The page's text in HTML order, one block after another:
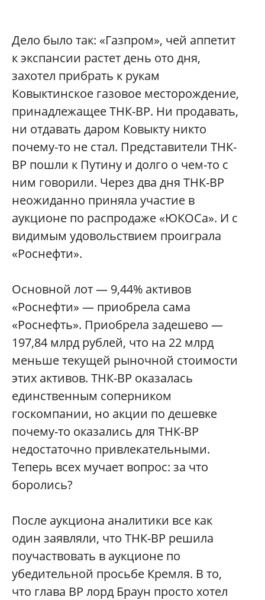
Дело было так: «Газпром», чей аппетит
к экспансии растет день ото дня,
захотел прибрать к рукам
Ковыктинское газовое месторождение,
принадлежащее ТНК-ВР. Ни продавать,
ни отдавать даром Ковыкту никто
почему-то не стал. Представители ТНК-
ВР пошли к Путину и долго о чем-то с
ним говорили. Через два дня ТНК-ВР
неожиданно приняла участие в
аукционе по распродаже «ЮКОСа». И с
видимым удовольствием проиграла
«Роснефти».
Основной лот — 9,44% активов
«Роснефти» — приобрела сама
«Роснефть». Приобрела задешево —
197,84 млрд рублей, что на 22 млрд
меньше текущей рыночной стоимости
этих активов. ТНК-ВР оказалась
единственным соперником
госкомпании, но акции по дешевке
почему-то оказались для ТНК-ВР
недостаточно привлекательными.
Теперь всех мучает вопрос: за что
боролись?
После аукциона аналитики все как
один заявляли, что ТНК-ВР решила
поучаствовать в аукционе по
убедительной просьбе Кремля. В то,
что глава ВР лорд Браун просто хотел